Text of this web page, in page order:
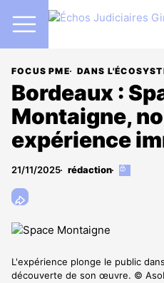
FOCUS PME DANS
Bordeaux :
Montaigne,
expérience
21/11/2025 rédaction
Cet
L'expérience plonge le public
découverte de son œuvre. ©